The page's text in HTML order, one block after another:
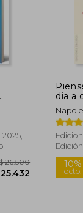
$ 27.625
dia a
Nuevo